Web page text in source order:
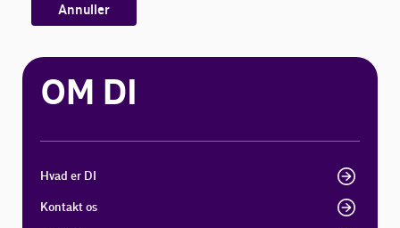
Annuller
OM DI
Hvad er DI
Kontakt os